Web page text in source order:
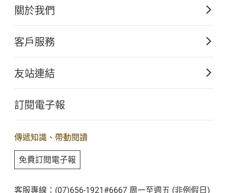
（三）十方來十方去，共成十方事。
（四）所謂布施者，必獲其利益，若為樂故施，後必
得安樂。
二、水陸法會的人間思想
（一）眾生平等
（二）法界融和
（三）不言而化
三、水陸法會的修行價值
（一）慈悲濟世，普利群生
（三）平等和平，族群融和
關於我們
佛光山文化出版的起源
關於文化出版
客戶服務
購書須知
大量團購
查詢訂單
友站連結
佛光山全球資訊網
人間衛視
訂閱電子報
傳遞知識、帶動閱讀
免費訂閱電子報
客服專線：(07)656-1921#6667 周一至週五 (非例假日)